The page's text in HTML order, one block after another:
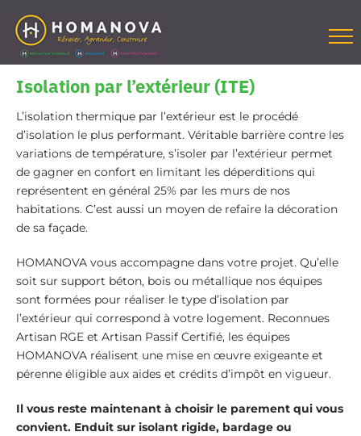
contenu
Isolation par l’extérieur (ITE)
L’isolation thermique par l’extérieur est le procédé
d’isolation le plus performant. Véritable barrière contre les
variations de température, s’isoler par l’extérieur permet
de gagner en confort en limitant les déperditions qui
représentent en général 25% par les murs de nos
habitations. C’est aussi un moyen de refaire la décoration
de sa façade.
HOMANOVA vous accompagne dans votre projet. Qu’elle
soit sur support béton, bois ou métallique nos équipes
sont formées pour réaliser le type d’isolation par
l’extérieur qui correspond à votre logement. Reconnues
Artisan RGE et Artisan Passif Certifié, les équipes
HOMANOVA réalisent une mise en œuvre exigeante et
pérenne éligible aux aides et crédits d’impôt en vigueur.
Il vous reste maintenant à choisir le parement qui vous
convient. Enduit sur isolant rigide, bardage ou